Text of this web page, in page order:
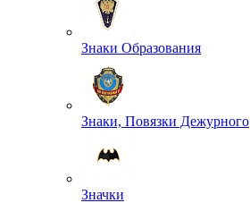
Знаки Образования
Знаки, Повязки Дежурного
Значки